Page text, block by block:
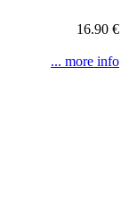
16.90 €
... more info